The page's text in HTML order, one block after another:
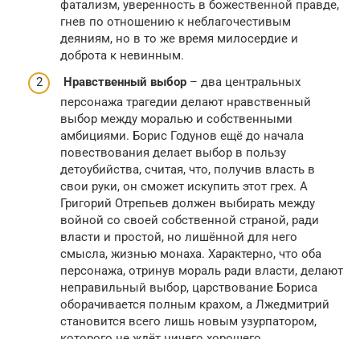
фатализм, уверенность в божественной правде,
гнев по отношению к неблагочестивым
деяниям, но в то же время милосердие и
доброта к невинным.
Нравственный выбор – два центральных
персонажа трагедии делают нравственный
выбор между моралью и собственными
амбициями. Борис Годунов ещё до начала
повествования делает выбор в пользу
детоубийства, считая, что, получив власть в
свои руки, он сможет искупить этот грех. А
Григорий Отрепьев должен выбирать между
войной со своей собственной страной, ради
власти и простой, но лишённой для него
смысла, жизнью монаха. Характерно, что оба
персонажа, отринув мораль ради власти, делают
неправильный выбор, царствование Бориса
оборачивается полным крахом, а Лжедмитрий
становится всего лишь новым узурпатором,